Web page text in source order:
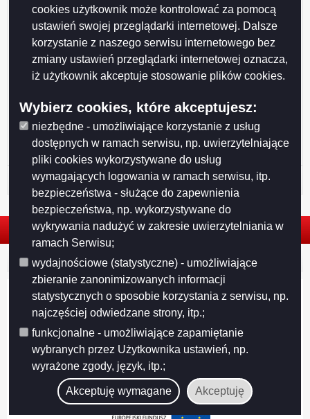
cookies użytkownik może kontrolować za pomocą
ustawień swojej przeglądarki internetowej. Dalsze
korzystanie z naszego serwisu internetowego bez
zmiany ustawień przeglądarki internetowej oznacza,
iż użytkownik akceptuje stosowanie plików cookies.
Wybierz cookies, które akceptujesz:
niezbędne - umożliwiające korzystanie z usług
dostępnych w ramach serwisu, np. uwierzytelniające
pliki cookies wykorzystywane do usług
wymagających logowania w ramach serwisu, itp.
bezpieczeństwa - służące do zapewnienia
bezpieczeństwa, np. wykorzystywane do
wykrywania nadużyć w zakresie uwierzytelniania w
ramach Serwisu;
wydajnościowe (statystyczne) - umożliwiające
zbieranie zanonimizowanych informacji
statystycznych o sposobie korzystania z serwisu, np.
najczęściej odwiedzane strony, itp.;
funkcjonalne - umożliwiające zapamiętanie
wybranych przez Użytkownika ustawień, np.
wyrażone zgody, język, itp.;
Akceptuję wymagane Akceptuję
Historia strony
© 2026. Urząd Miejski w Suwałkach. Wszystkie prawa zastrzeżone.